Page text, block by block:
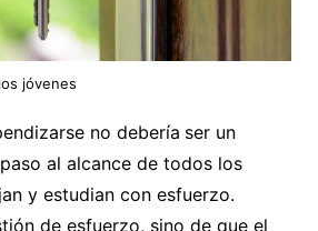
jóvenes
no debería ser un
al alcance de todos los
y estudian con esfuerzo.
de esfuerzo, sino de que el